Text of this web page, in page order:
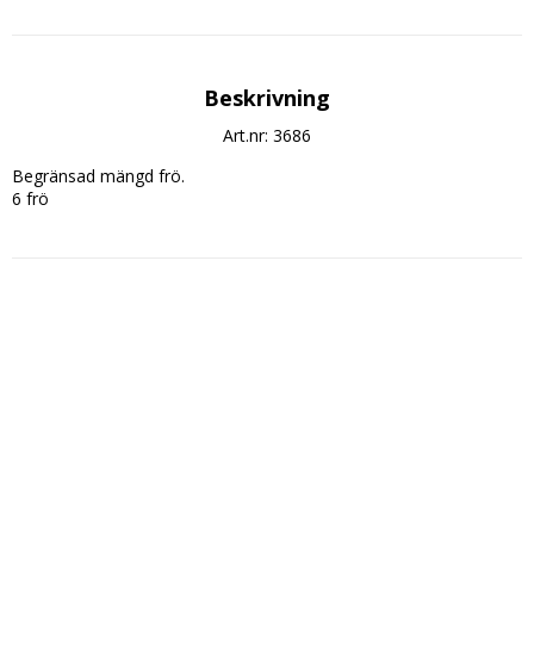
Beskrivning
Art.nr: 3686
Begränsad mängd frö.